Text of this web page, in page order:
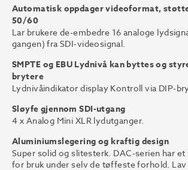
Automatisk oppdager videoformat,
50/60
Lar brukere de-embedre 16 analoge
gangen) fra SDI-videosignal.
SMPTE og EBU Lydnivå kan byttes og
brytere
Lydnivåindikator display Kontroll via DIP-
Sløyfe gjennom SDI-utgang
4 x Analog Mini XLR lydutganger.
Aluminiumslegering og kraftig design
Super solid og slitesterk. DAC-serien har
for bruk under selv de tøffeste forhold. Lav